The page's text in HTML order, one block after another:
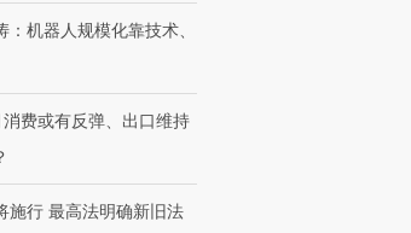
机器人规模化靠技术、
费或有反弹、出口维持
施行 最高法明确新旧法